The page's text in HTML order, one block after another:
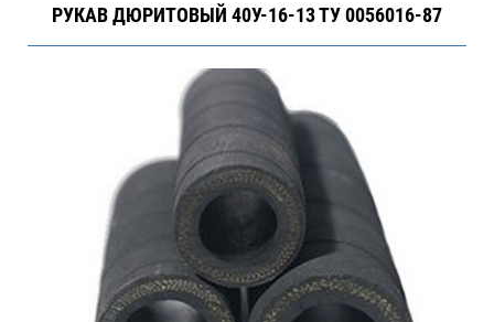
РУКАВ ДЮРИТОВЫЙ 40У-16-13 ТУ 0056016-87